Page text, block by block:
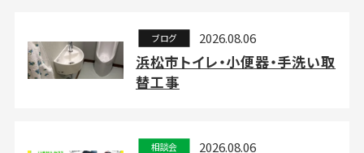
ブログ 2026.08.06
浜松市トイレ・小便器・手洗い取
替工事
相談会 2026.08.06